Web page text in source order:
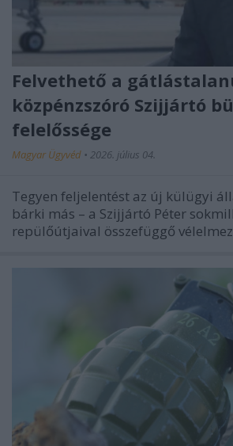
Felvethető a
közpénzszóró Szijjártó
felelőssége
Magyar Ügyvéd • 2026. július 04.
Tegyen feljelentést az új külügyi
bárki más – a Szijjártó Péter
repülőútjaival összefüggő